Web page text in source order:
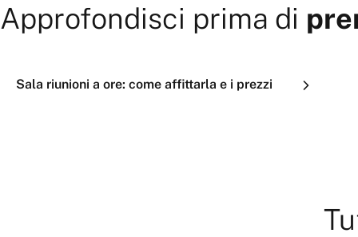
Approfondisci prima di
Sala riunioni a ore: come affittarla e i prezzi